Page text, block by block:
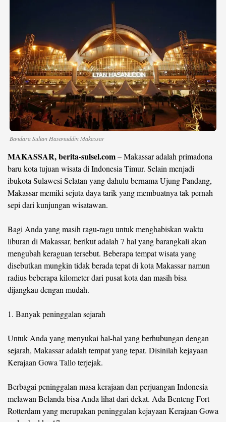
Bandara Sultan Hasanuddin Makassar
MAKASSAR, berita-sulsel.com– Makassar adalah primadona
baru kota tujuan wisata di Indonesia Timur. Selain menjadi
ibukota Sulawesi Selatan yang dahulu bernama Ujung Pandang,
Makassar memiki sejuta daya tarik yang membuatnya tak pernah
sepi dari kunjungan wisatawan.
Bagi Anda yang masih ragu-ragu untuk menghabiskan waktu
liburan di Makassar, berikut adalah 7 hal yang barangkali akan
mengubah keraguan tersebut. Beberapa tempat wisata yang
disebutkan mungkin tidak berada tepat di kota Makassar namun
radius beberapa kilometer dari pusat kota dan masih bisa
dijangkau dengan mudah.
1. Banyak peninggalan sejarah
Untuk Anda yang menyukai hal-hal yang berhubungan dengan
sejarah, Makassar adalah tempat yang tepat. Disinilah kejayaan
Kerajaan Gowa Tallo terjejak.
Berbagai peninggalan masa kerajaan dan perjuangan Indonesia
melawan Belanda bisa Anda lihat dari dekat. Ada Benteng Fort
Rotterdam yang merupakan peninggalan kejayaan Kerajaan Gowa